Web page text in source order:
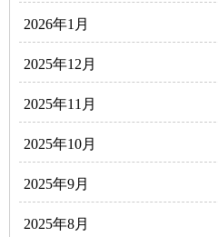
2026年1月
2025年12月
2025年11月
2025年10月
2025年9月
2025年8月